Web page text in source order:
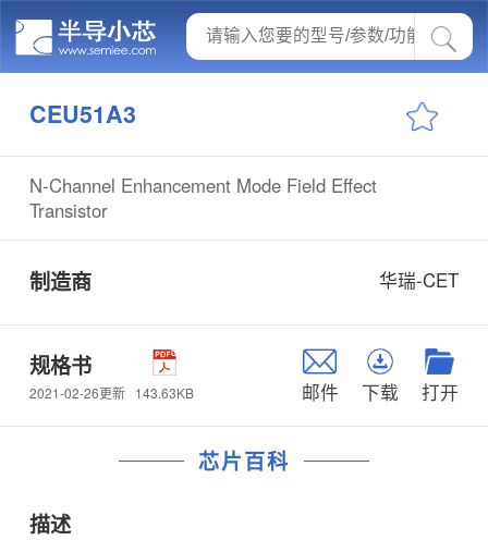
CEU51A3
N-Channel Enhancement Mode Field Effect
Transistor
制造商 华瑞-CET
规格书
2021-02-26更新 143.63KB 邮件 下载 打开
芯片百科
描述